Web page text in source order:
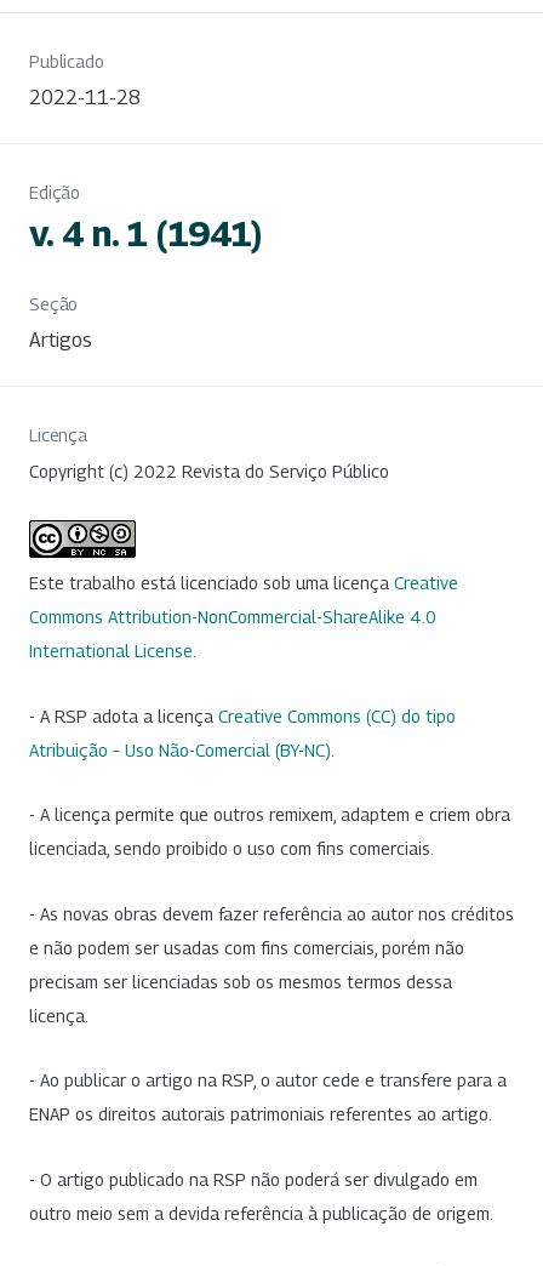
Publicado
2022-11-28
Edição
v. 4 n. 1 (1941)
Seção
Artigos
Licença
Copyright (c) 2022 Revista do Serviço Público
Este trabalho está licenciado sob uma licença Creative
Commons Attribution-NonCommercial-ShareAlike 4.0
International License
- A RSP adota a licença Creative Commons (CC) do tipo
Atribuição – Uso Não-Comercial (BY-NC)
- A licença permite que outros remixem, adaptem e criem obra
licenciada, sendo proibido o uso com fins comerciais.
- As novas obras devem fazer referência ao autor nos créditos
e não podem ser usadas com fins comerciais, porém não
precisam ser licenciadas sob os mesmos termos dessa
licença.
- Ao publicar o artigo na RSP, o autor cede e transfere para a
ENAP os direitos autorais patrimoniais referentes ao artigo.
- O artigo publicado na RSP não poderá ser divulgado em
outro meio sem a devida referência à publicação de origem.